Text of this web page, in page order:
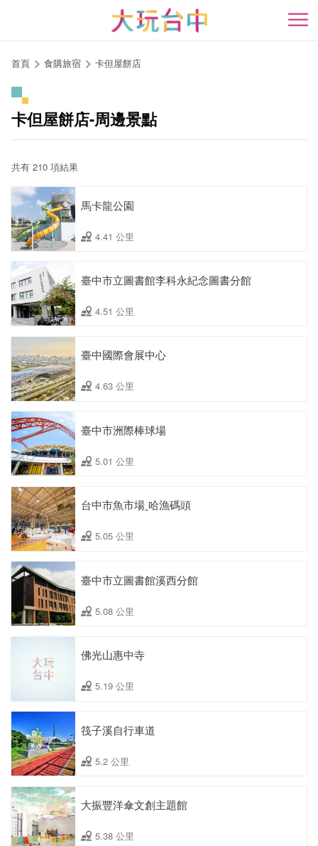
開
首頁 食購旅宿 卡但屋餅店
卡但屋餅店-周邊景點
共有 210 項結果
馬卡龍公園
4.41 公里
臺中市立圖書館李科永紀念圖書分館
4.51 公里
臺中國際會展中心
4.63 公里
臺中市洲際棒球場
5.01 公里
台中市魚市場ˍ哈漁碼頭
5.05 公里
臺中市立圖書館溪西分館
5.08 公里
佛光山惠中寺
5.19 公里
筏子溪自行車道
5.2 公里
大振豐洋傘文創主題館
5.38 公里